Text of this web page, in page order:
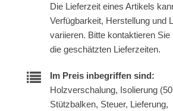
Die Lieferzeit eines Artikels
Verfügbarkeit, Herstellung und
variieren. Bitte kontaktieren Sie
die geschätzten Lieferzeiten.
Im Preis inbegriffen sind:
Holzverschalung, Isolierung
Stützbalken, Steuer, Lieferung,